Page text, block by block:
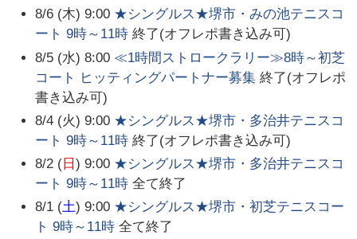
8/6 (木) 9:00 ★シングルス★堺市・みの池テニスコ
ート 9時～11時 終了(オフレポ書き込み可)
8/5 (水) 8:00 ≪1時間ストロークラリー≫8時～初芝
コート ヒッティングパートナー募集 終了(オフレポ
書き込み可)
8/4 (火) 9:00 ★シングルス★堺市・多治井テニスコ
ート 9時～11時 終了(オフレポ書き込み可)
8/2 ( 日) 9:00 ★シングルス★堺市・多治井テニスコ
ート 9時～11時 全て終了
8/1 (土) 9:00 ★シングルス★堺市・初芝テニスコー
ト 9時～11時 全て終了